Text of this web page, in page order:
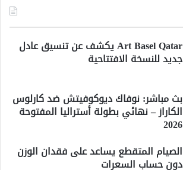
Art Basel Qatar يكشف عن تنسيق عادل
جديد للنسخة الافتتاحية
بث مباشر: نوفاك ديوكوفيتش ضد كارلوس
الكاراز – نهائي بطولة أستراليا المفتوحة
2026
الصيام المتقطع يساعد على فقدان الوزن
دون حساب السعرات